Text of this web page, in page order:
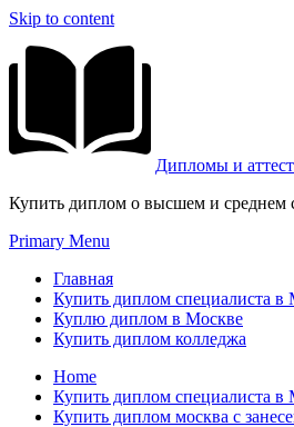
Skip to content
Дипломы и
Купить диплом о высшем и среднем
Primary Menu
Главная
Купить диплом специалиста в
Куплю диплом в Москве
Купить диплом колледжа
Home
Купить диплом специалиста в
Купить диплом москва с